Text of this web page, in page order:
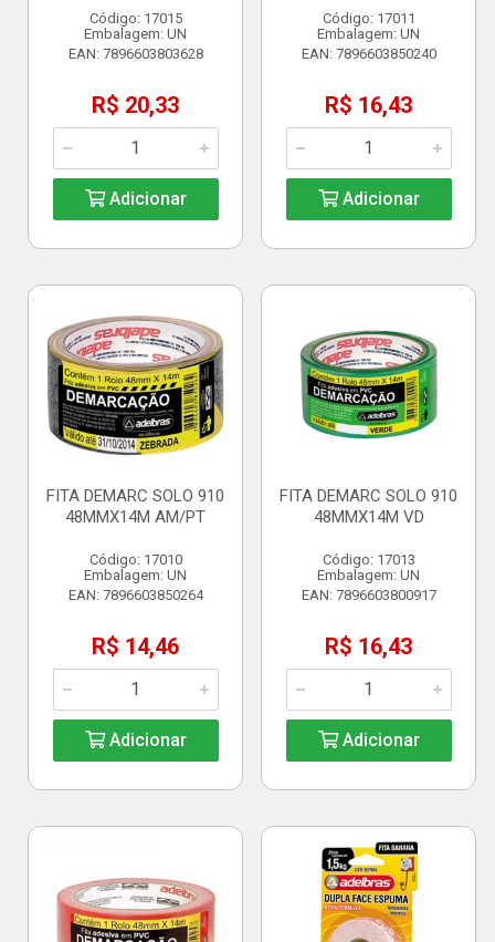
Código: 17015
Embalagem: UN
EAN: 7896603803628
R$ 20,33
Adicionar
Código: 17011
Embalagem: UN
EAN: 7896603850240
R$ 16,43
Adicionar
FITA DEMARC SOLO 910
48MMX14M AM/PT
Código: 17010
Embalagem: UN
EAN: 7896603850264
R$ 14,46
Adicionar
FITA DEMARC SOLO 910
48MMX14M VD
Código: 17013
Embalagem: UN
EAN: 7896603800917
R$ 16,43
Adicionar